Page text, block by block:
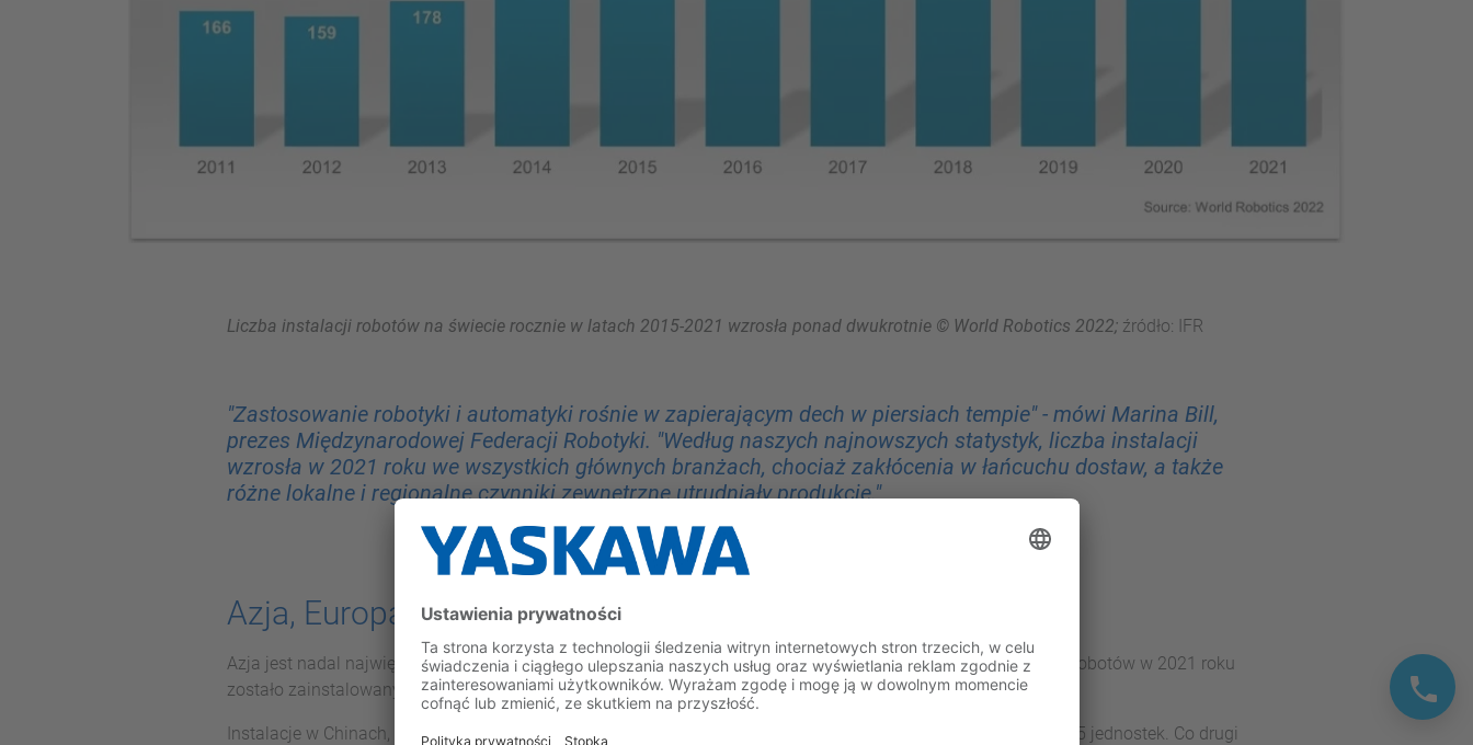
Liczba instalacji robotów na świecie rocznie w latach 2015-2021 wzrosła ponad dwukrotnie © World Robotics 2022;źródło: IFR
"Zastosowanie robotyki i automatyki rośnie w zapierającym dech w piersiach tempie" - mówi Marina Bill,
prezes Międzynarodowej Federacji Robotyki. "Według naszych najnowszych statystyk, liczba instalacji
wzrosła w 2021 roku we wszystkich głównych branżach, chociaż zakłócenia w łańcuchu dostaw, a także
różne lokalne i regionalne czynniki zewnętrzne utrudniały produkcję."
Azja, Europa i obie Ameryki - przegląd
Azja jest nadal największym na świecie rynkiem robotów przemysłowych. 74% wszystkich nowo wdrożonych robotów w 2021 roku
zostało zainstalowanych właśnie w Azji (2020: 70%).
Instalacje w Chinach, które są największym odbiorcą robotów w tym regionie, wzrosły o 51% i wyniosły 268 195 jednostek. Co drugi